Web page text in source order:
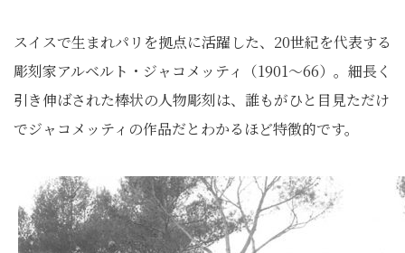
スイスで生まれパリを拠点に活躍した、20世紀を代表する
彫刻家アルベルト・ジャコメッティ（1901～66）。細長く
引き伸ばされた棒状の人物彫刻は、誰もがひと目見ただけ
でジャコメッティの作品だとわかるほど特徴的です。